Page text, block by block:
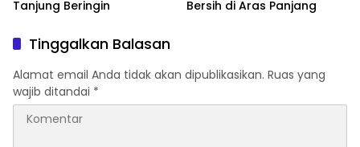
Tanjung Beringin Bersih di Aras Panjang
Tinggalkan Balasan
Alamat email Anda tidak akan dipublikasikan. Ruas yang
wajib ditandai *